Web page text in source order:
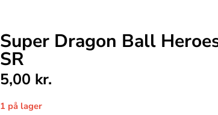
Super Dragon Ball
SR
5,00 kr.
1 på lager